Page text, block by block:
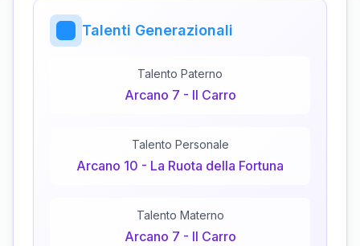
Talenti Generazionali
Talento Paterno
Arcano 7 - Il Carro
Talento Personale
Arcano 10 - La Ruota della Fortuna
Talento Materno
Arcano 7 - Il Carro